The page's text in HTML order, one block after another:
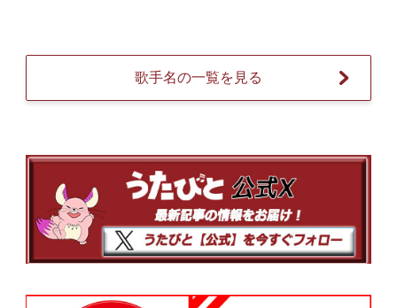
歌手名の一覧を見る